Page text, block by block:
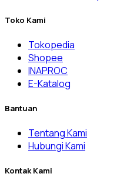
Toko Kami
Tokopedia
Shopee
INAPROC
E-Katalog
Bantuan
Tentang Kami
Hubungi Kami
Kontak Kami